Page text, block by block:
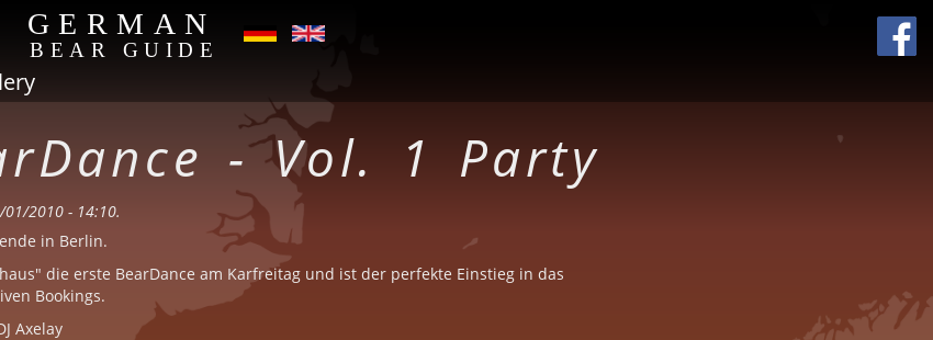
GERMAN
BEAR GUIDE
- Vol. 1 Party
2010 - 14:10.
in Berlin.
die erste BearDance am Karfreitag und ist der perfekte Einstieg in das
Bookings.
Axelay